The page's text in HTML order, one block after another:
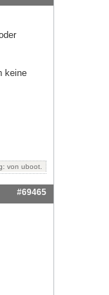
keine
von uboot
#69465